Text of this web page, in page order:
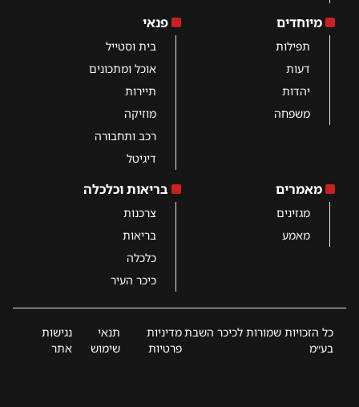
מיוחדים
תפילות
דעות
יהדות
משפחה
פנאי
בית וסטייל
אוכל ומתכונים
תיירות
מוזיקה
רכב ותחבורה
דיגיטל
מאמרים
מגזינים
מאמע
בריאות וכלכלה
צרכנות
בריאות
כלכלה
כיכר העיר
כל הזכויות שמורות לכיכר השבת
בע״מ
מדיניות
פרטיות
תנאי
שימוש
נגישות
אתר